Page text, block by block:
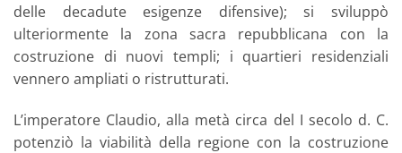
delle decadute esigenze difensive); si sviluppò
ulteriormente la zona sacra repubblicana con la
costruzione di nuovi templi; i quartieri residenziali
vennero ampliati o ristrutturati.
L’imperatore Claudio, alla metà circa del I secolo d. C.
potenziò la viabilità della regione con la costruzione